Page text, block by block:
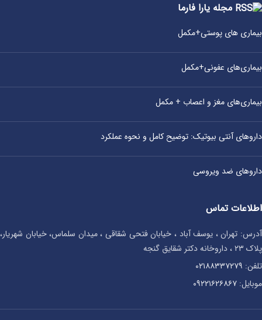
مجله یارا فارما
بیماری‌ های پوستی+مکمل
بیماری‌های عفونی+مکمل
بیماری‌های مغز و اعصاب + مکمل
داروهای آنتی‌ بیوتیک: توضیح کامل و نحوه عملکرد
داروهای ضد ویروسی
اطلاعات تماس
آدرس: تهران ، یوسف آباد ، خیابان فتحی شقاقی ، میدان سلماس، خیابان شهریار،
پلاک ۲۳ ، داروخانه دکتر شقایق گنجه
تلفن: ۰۲۱۸۸۳۳۷۲۷۹
موبایل: ۰۹۲۲۱۶۲۶۸۶۷